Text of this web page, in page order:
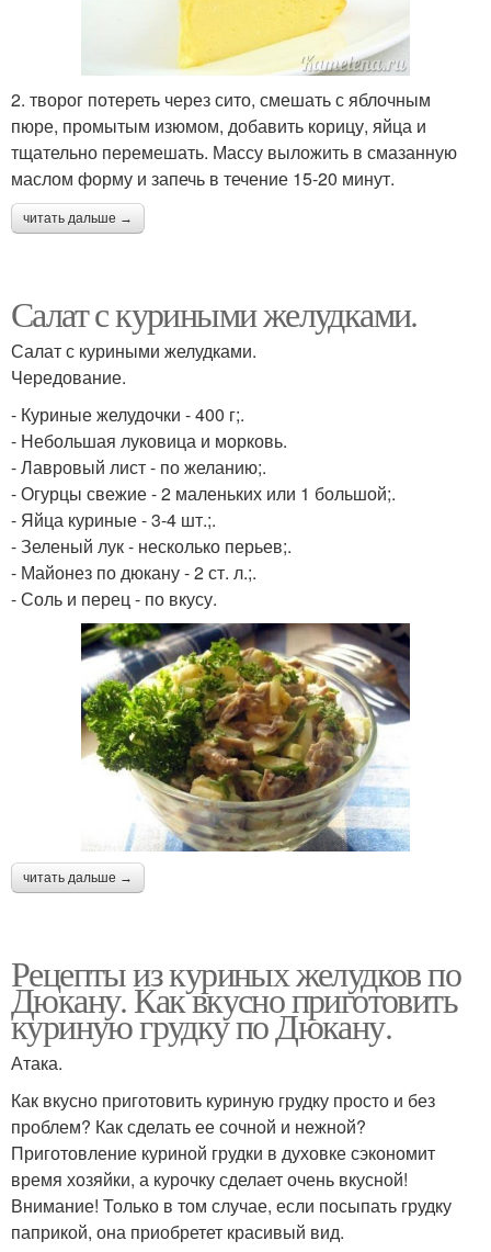
2. творог потереть через сито, смешать с яблочным
пюре, промытым изюмом, добавить корицу, яйца и
тщательно перемешать. Массу выложить в смазанную
маслом форму и запечь в течение 15-20 минут.
читать дальше →
Салат с куриными желудками.
Салат с куриными желудками.
Чередование.
- Куриные желудочки - 400 г;.
- Небольшая луковица и морковь.
- Лавровый лист - по желанию;.
- Огурцы свежие - 2 маленьких или 1 большой;.
- Яйца куриные - 3-4 шт.;.
- Зеленый лук - несколько перьев;.
- Майонез по дюкану - 2 ст. л.;.
- Соль и перец - по вкусу.
читать дальше →
Рецепты из куриных желудков по
Дюкану. Как вкусно приготовить
куриную грудку по Дюкану.
Атака.
Как вкусно приготовить куриную грудку просто и без
проблем? Как сделать ее сочной и нежной?
Приготовление куриной грудки в духовке сэкономит
время хозяйки, а курочку сделает очень вкусной!
Внимание! Только в том случае, если посыпать грудку
паприкой, она приобретет красивый вид.